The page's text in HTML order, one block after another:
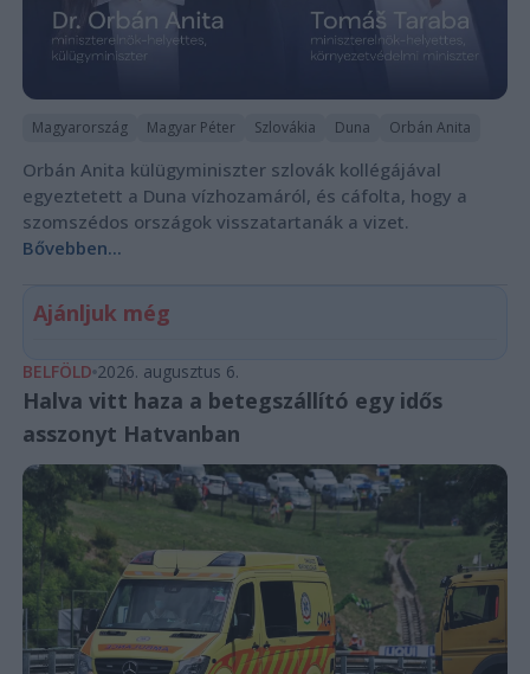
Magyarország Magyar Péter Szlovákia Duna Orbán Anita
Orbán Anita külügyminiszter szlovák kollégájával
egyeztetett a Duna vízhozamáról, és cáfolta, hogy a
szomszédos országok visszatartanák a vizet.
Bővebben...
Ajánljuk még
BELFÖLD 2026. augusztus 6.
Halva vitt haza a betegszállító egy idős
asszonyt Hatvanban